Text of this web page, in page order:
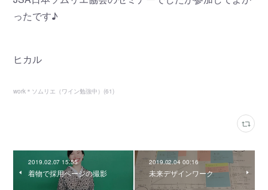
ったです♪
ヒカル
work＊ソムリエ（ワイン勉強中） (61)
2019.02.07 15:55
着物で採用ページの撮影
2019.02.04 00:16
未来デザインワーク